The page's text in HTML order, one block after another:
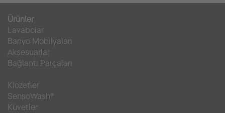
Ürünler
Lavabolar
Banyo Mobilyaları
Aksesuarlar
Bağlantı Parçaları
Klozetler
SensoWash®
Küvetler